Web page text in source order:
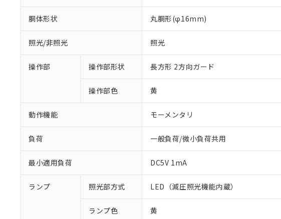
胴体形状 丸胴形(φ16mm)
照光/非照光 照光
操作部 操作部形状 長方形 2方向ガード
操作部色 黄
動作機能 モーメンタリ
負荷 一般負荷/微小負荷共用
最小適用負荷 DC5V 1mA
ランプ 照光部方式 LED（減圧照光機能内蔵）
ランプ色 黄